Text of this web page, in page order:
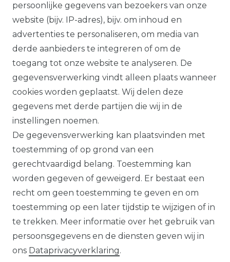
*Op geselecteerde producten, indien
bevestigd, volgens onze
garantievoorwaarden.
Alle prijzen plus btw. Onze aanbiedingen
zijn alleen geldig voor handelaars en
overheden.
Alle op deze website getoonde producten
en productinformatie dienen uitsluitend
ter algemene informatie. Er kunnen
verschillen zijn tussen de op de website
getoonde producten en de daadwerkelijk
geleverde modellen.
De op de website getoonde illustraties,
specificaties en beschrijvingen kunnen
persoonlijke gegevens van bezoekers van onze
website (bijv. IP-adres), bijv. om inhoud en
advertenties te personaliseren, om media van
derde aanbieders te integreren of om de
toegang tot onze website te analyseren. De
gegevensverwerking vindt alleen plaats wanneer
cookies worden geplaatst. Wij delen deze
gegevens met derde partijen die wij in de
instellingen noemen.
De gegevensverwerking kan plaatsvinden met
toestemming of op grond van een
gerechtvaardigd belang. Toestemming kan
worden gegeven of geweigerd. Er bestaat een
recht om geen toestemming te geven en om
toestemming op een later tijdstip te wijzigen of in
te trekken. Meer informatie over het gebruik van
persoonsgegevens en de diensten geven wij in
ons Data­privacy­verklaring.